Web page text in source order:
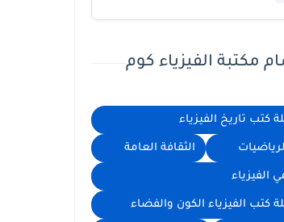
مكتبة الفيزياء كوم
كتب تاريخ الفيزياء
الثقافة العامة
الفيزياء
كتب الفيزياء الكون والفضاء